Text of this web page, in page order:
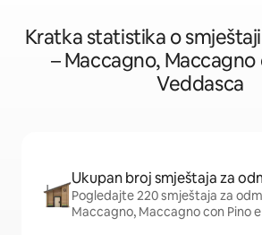
Kratka statistika o
– Maccagno, Maccagno
Veddasca
Ukupan broj smještaja za
Pogledajte 220 smještaja za
Maccagno, Maccagno con Pino